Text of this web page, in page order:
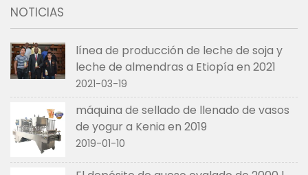
NOTICIAS
línea de producción de leche de soja y
leche de almendras a Etiopía en 2021
2021-03-19
máquina de sellado de llenado de vasos
de yogur a Kenia en 2019
2019-01-10